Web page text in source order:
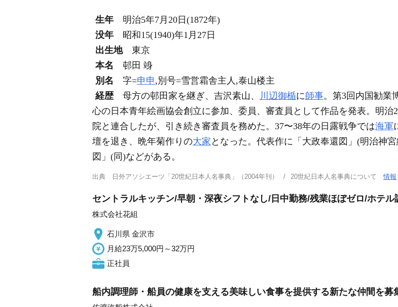
生年
明治5年7月20日(1872年)
没年
昭和15(1940)年1月27日
出生地
東京
本名
邨田 竧
別名
字=申申 ,別号=雪営霜舎主人,泰山楼主
経歴
母方の邨田家を継ぎ、吉沢素山、 川辺御楯に師事。第3回内国勧業
心の日本青年絵画協会創立に参加、委員、審査員として作品を発表。明治
院と連合したが、引き続き審査員を務めた。37〜38年の日露戦争では海軍
壇を退き、晩年菊作りの大家 となった。代表作に「大政奉還図」(明治神
図」(同)などがある。
出典 日外アソシエーツ「20世紀日本人名事典」（2004年刊） 20世紀日本人名事典について情報
セントラルキッチン/早朝・深夜シフトなし/日中勤務/残業ほぼゼロ/ホテル
株式会社花組
石川県 金沢市
月給23万5,000円～32万円
正社員
船内調理師・船員の健康を支える美味しい食事を提供する新たな仲間を募